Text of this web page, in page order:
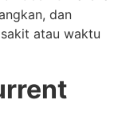
dan
atau waktu